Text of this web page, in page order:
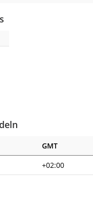
GMT
+02:00